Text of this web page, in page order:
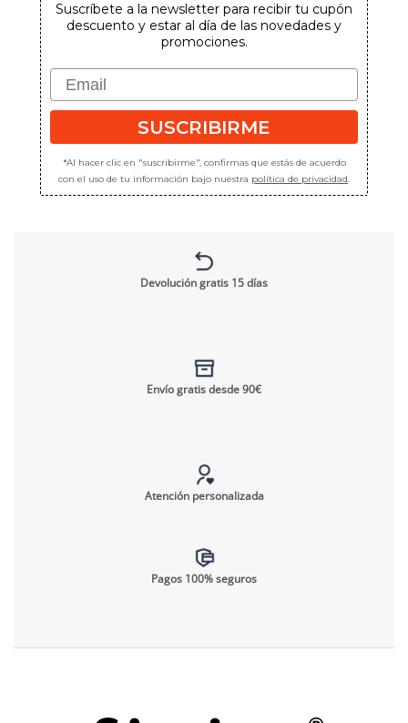
Suscríbete a la newsletter para recibir tu cupón
descuento y estar al día de las novedades y
promociones.
Email
SUSCRIBIRME
*Al hacer clic en "suscribirme", confirmas que estás de acuerdo
con el uso de tu información bajo nuestra política de privacidad.
Devolución gratis 15 días
Envío gratis desde 90€
Atención personalizada
Pagos 100% seguros